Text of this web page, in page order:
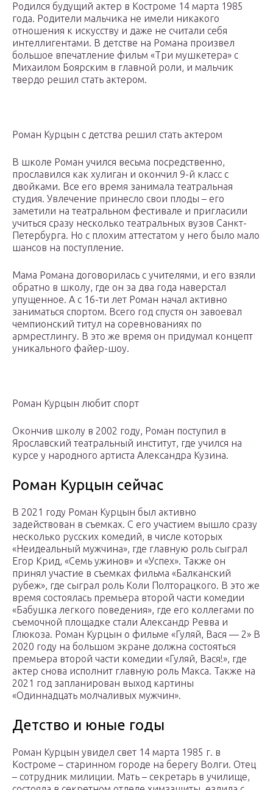
Родился будущий актер в Костроме 14 марта 1985
года. Родители мальчика не имели никакого
отношения к искусству и даже не считали себя
интеллигентами. В детстве на Романа произвел
большое впечатление фильм «Три мушкетера» с
Михаилом Боярским в главной роли, и мальчик
твердо решил стать актером.
Роман Курцын с детства решил стать актером
В школе Роман учился весьма посредственно,
прославился как хулиган и окончил 9-й класс с
двойками. Все его время занимала театральная
студия. Увлечение принесло свои плоды – его
заметили на театральном фестивале и пригласили
учиться сразу несколько театральных вузов Санкт-
Петербурга. Но с плохим аттестатом у него было мало
шансов на поступление.
Мама Романа договорилась с учителями, и его взяли
обратно в школу, где он за два года наверстал
упущенное. А с 16-ти лет Роман начал активно
заниматься спортом. Всего год спустя он завоевал
чемпионский титул на соревнованиях по
армрестлингу. В это же время он придумал концепт
уникального файер-шоу.
Роман Курцын любит спорт
Окончив школу в 2002 году, Роман поступил в
Ярославский театральный институт, где учился на
курсе у народного артиста Александра Кузина.
Роман Курцын сейчас
В 2021 году Роман Курцын был активно
задействован в съемках. С его участием вышло сразу
несколько русских комедий, в числе которых
«Неидеальный мужчина», где главную роль сыграл
Егор Крид, «Семь ужинов» и «Успех». Также он
принял участие в съемках фильма «Балканский
рубеж», где сыграл роль Коли Полторацкого. В это же
время состоялась премьера второй части комедии
«Бабушка легкого поведения», где его коллегами по
съемочной площадке стали Александр Ревва и
Глюкоза. Роман Курцын о фильме «Гуляй, Вася — 2» В
2020 году на большом экране должна состояться
премьера второй части комедии «Гуляй, Вася!», где
актер снова исполнит главную роль Макса. Также на
2021 год запланирован выход картины
«Одиннадцать молчаливых мужчин».
Детство и юные годы
Роман Курцын увидел свет 14 марта 1985 г. в
Костроме – старинном городе на берегу Волги. Отец
– сотрудник милиции. Мать – секретарь в училище,